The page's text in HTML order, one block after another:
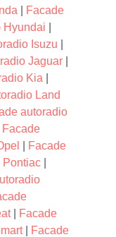
Facade
Hyundai
Isuzu
Jaguar
Kia
Land
autoradio
Facade
Facade
Pontiac
|
Facade
|
Facade